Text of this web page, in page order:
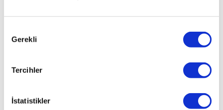
Seçimi
Gerekli
Tercihler
İstatistikler